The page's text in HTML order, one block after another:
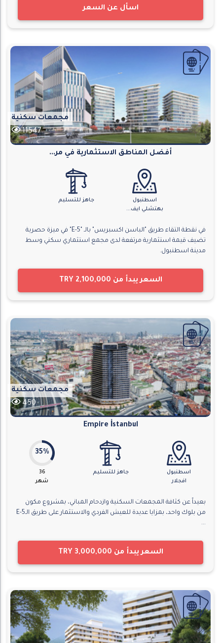
اسأل عن السعر
مجمعات سكنية
11547
أفضل المناطق الاستثمارية في مر...
اسطنبول
بهتشلي ايف...
جاهز للتسليم
في نقطة التقاء طريق "الباسن اكسبريس" بالـ "E-5" في ميزة حصرية
تضيف قيمة استثمارية مرتفعة لدى مجمع استثماري سكني وسط
مدينة اسطنبول.
السعر يبدأ من TRY 2,100,000
مجمعات سكنية
450
Empire İstanbul
اسطنبول
افجلار
جاهز للتسليم
35%
36
شهر
بعيداً عن كثافة المجمعات السكنية وازدحام المباني، بمشروع مكون
من بلوك واحد، بمزايا عديدة للعيش الفردي والاستثمار على طريق الـE-5
...
السعر يبدأ من TRY 3,000,000